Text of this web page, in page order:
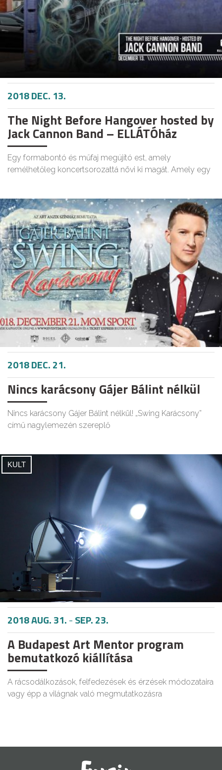
2018 DEC. 13.
The Night Before Hangover hosted by
Jack Cannon Band – ELLÁTÓház
Egy formabontó és műfaj megújító est, amely
remélhetőleg koncertsorozattá növi ki magát. Amely egy
2018 DEC. 21.
Nincs karácsony Gájer Bálint nélkül
Nincs karácsony Gájer Bálint nélkül! „Swing Karácsony”
című nagylemezén szereplő
KULT
2018 AUG. 31.-SEP. 23.
A Budapest Art Mentor program
bemutatkozó kiállítása
A rácsodálkozások, felfedezések és érzések módozataira
vagy épp a világnak való megmutatkozásra